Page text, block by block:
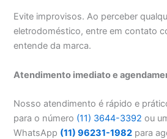
Evite improvisos. Ao perceber
eletrodoméstico, entre em contato
entende da marca.
Atendimento imediato e
Nosso atendimento é rápido e
para o número (11) 3644-3392 ou
WhatsApp (11) 96231-1982 para